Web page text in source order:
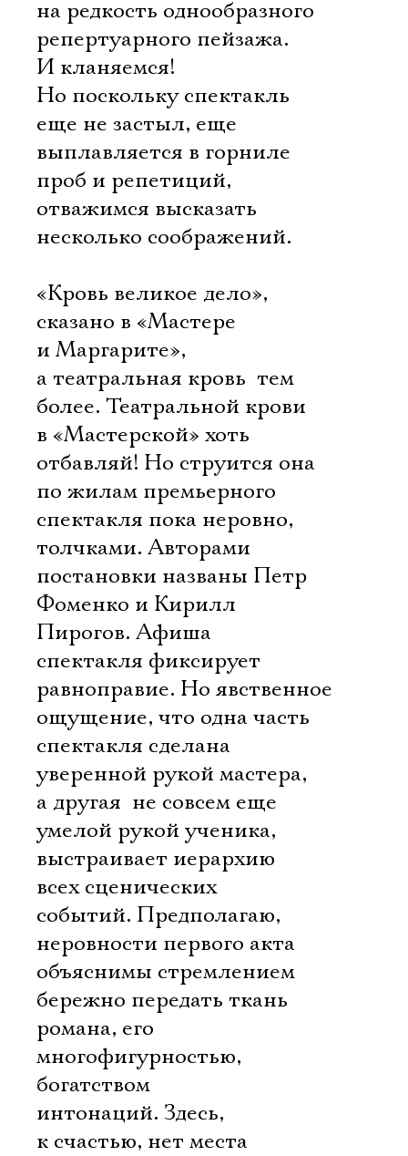
на редкость однообразного
репертуарного пейзажа.
И кланяемся!
Но поскольку спектакль
еще не застыл, еще
выплавляется в горниле
проб и репетиций,
отважимся высказать
несколько соображений.
«Кровь великое дело», 
сказано в «Мастере
и Маргарите»,
а театральная кровь  тем
более. Театральной крови
в «Мастерской» хоть
отбавляй! Но струится она
по жилам премьерного
спектакля пока неровно,
толчками. Авторами
постановки названы Петр
Фоменко и Кирилл
Пирогов. Афиша
спектакля фиксирует
равноправие. Но явственное
ощущение, что одна часть
спектакля сделана
уверенной рукой мастера,
а другая  не совсем еще
умелой рукой ученика,
выстраивает иерархию
всех сценических
событий. Предполагаю,
неровности первого акта
объяснимы стремлением
бережно передать ткань
романа, его
многофигурностью,
богатством
интонаций. Здесь,
к счастью, нет места